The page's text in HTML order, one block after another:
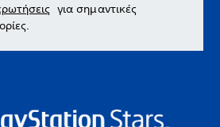
για σημαντικές